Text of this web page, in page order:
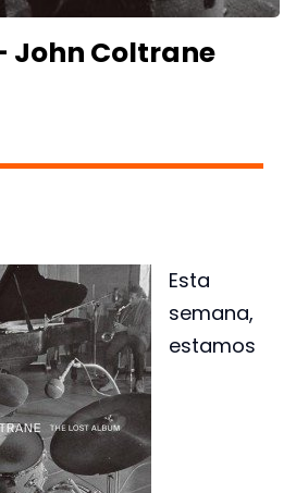
John Coltrane
Esta
semana,
estamos